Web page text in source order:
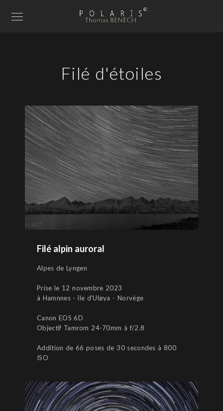
Filé d'étoiles
Filé alpin auroral
Alpes de Lyngen
Prise le 12 novembre 2023
à Hamnnes - île d'Uløya - Norvège
Canon EOS 6D
Objectif Tamrom 24-70mm à f/2.8
Addition de 66 poses de 30 secondes à 800
ISO